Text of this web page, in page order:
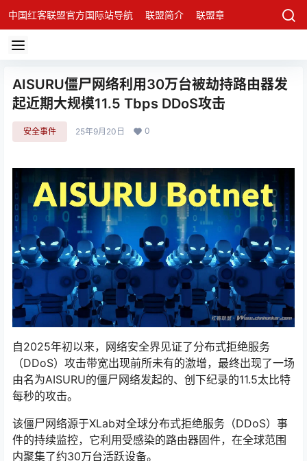
中国红客联盟官方国际站导航 联盟简介 联盟章程 联盟架构
AISURU僵尸网络利用30万台被劫持路由器发
起近期大规模11.5 Tbps DDoS攻击
安全事件 25年9月20日 0
自2025年初以来，网络安全界见证了分布式拒绝服务
（DDoS）攻击带宽出现前所未有的激增，最终出现了一场
由名为AISURU的僵尸网络发起的、创下纪录的11.5太比特
每秒的攻击。
该僵尸网络源于XLab对全球分布式拒绝服务（DDoS）事
件的持续监控，它利用受感染的路由器固件，在全球范围
内聚集了约30万台活跃设备。